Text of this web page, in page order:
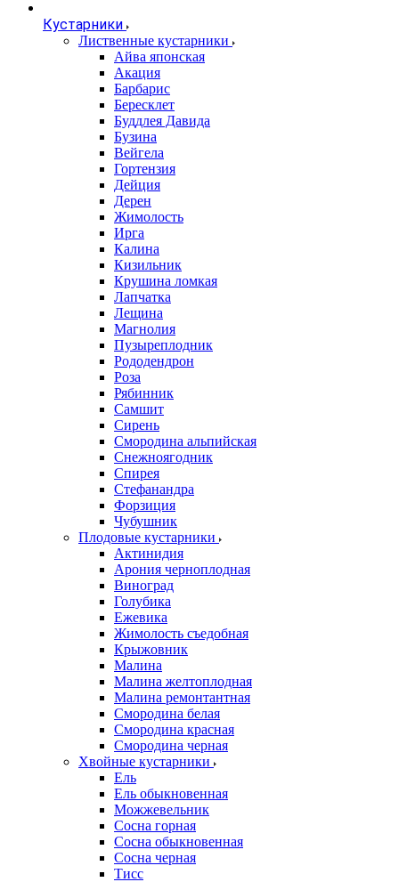
Кустарники
Лиственные кустарники
Айва японская
Акация
Барбарис
Бересклет
Буддлея Давида
Бузина
Вейгела
Гортензия
Дейция
Дерен
Жимолость
Ирга
Калина
Кизильник
Крушина ломкая
Лапчатка
Лещина
Магнолия
Пузыреплодник
Рододендрон
Роза
Рябинник
Самшит
Сирень
Смородина альпийская
Снежноягодник
Спирея
Стефанандра
Форзиция
Чубушник
Плодовые кустарники
Актинидия
Арония черноплодная
Виноград
Голубика
Ежевика
Жимолость съедобная
Крыжовник
Малина
Малина желтоплодная
Малина ремонтантная
Смородина белая
Смородина красная
Смородина черная
Хвойные кустарники
Ель
Ель обыкновенная
Можжевельник
Сосна горная
Сосна обыкновенная
Сосна черная
Тисс